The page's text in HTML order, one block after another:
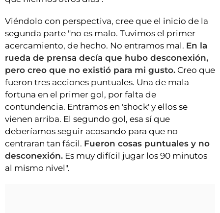
Viéndolo con perspectiva, cree que el inicio de la
segunda parte "no es malo. Tuvimos el primer
acercamiento, de hecho. No entramos mal. En la
rueda de prensa decía que hubo desconexión,
pero creo que no existió para mi gusto. Creo que
fueron tres acciones puntuales. Una de mala
fortuna en el primer gol, por falta de
contundencia. Entramos en 'shock' y ellos se
vienen arriba. El segundo gol, esa sí que
deberíamos seguir acosando para que no
centraran tan fácil. Fueron cosas puntuales y no
desconexión. Es muy difícil jugar los 90 minutos
al mismo nivel".